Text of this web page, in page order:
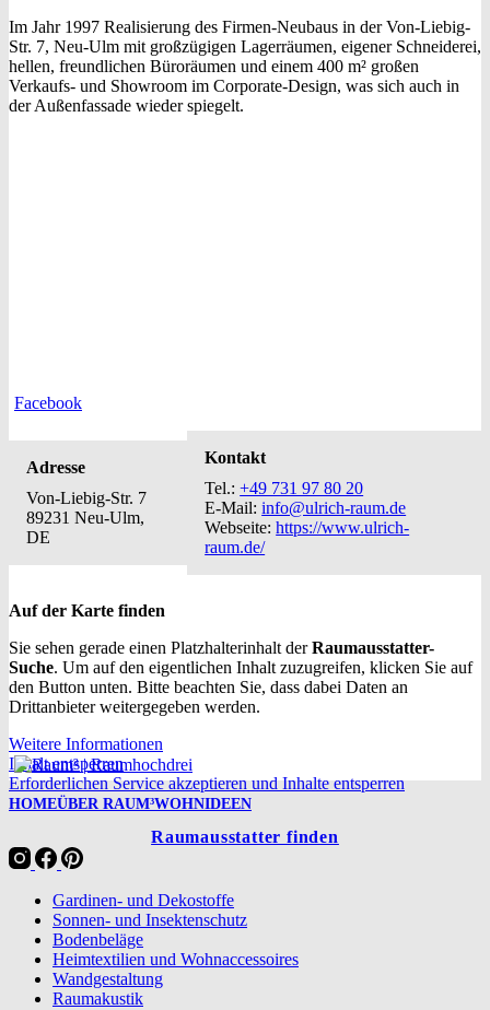
Im Jahr 1997 Realisierung des Firmen-Neubaus in der Von-Liebig-
Str. 7, Neu-Ulm mit großzügigen Lagerräumen, eigener Schneiderei,
hellen, freundlichen Büroräumen und einem 400 m² großen
Verkaufs- und Showroom im Corporate-Design, was sich auch in
der Außenfassade wieder spiegelt.
Facebook
Adresse
Von-Liebig-Str. 7
89231 Neu-Ulm,
DE
Kontakt
Tel.:+49 731 97 80 20
E-Mail:info@ulrich-raum.de
Webseite:https://www.ulrich-
raum.de/
Auf der Karte finden
Sie sehen gerade einen Platzhalterinhalt derRaumausstatter-
Suche. Um auf den eigentlichen Inhalt zuzugreifen, klicken Sie auf
den Button unten. Bitte beachten Sie, dass dabei Daten an
Drittanbieter weitergegeben werden.
Weitere Informationen
Inhalt entsperren
Erforderlichen Service akzeptieren und Inhalte entsperren
HOMEÜBER RAUM³WOHNIDEEN
Raumausstatter finden
Gardinen- und Dekostoffe
Sonnen- und Insektenschutz
Bodenbeläge
Heimtextilien und Wohnaccessoires
Wandgestaltung
Raumakustik